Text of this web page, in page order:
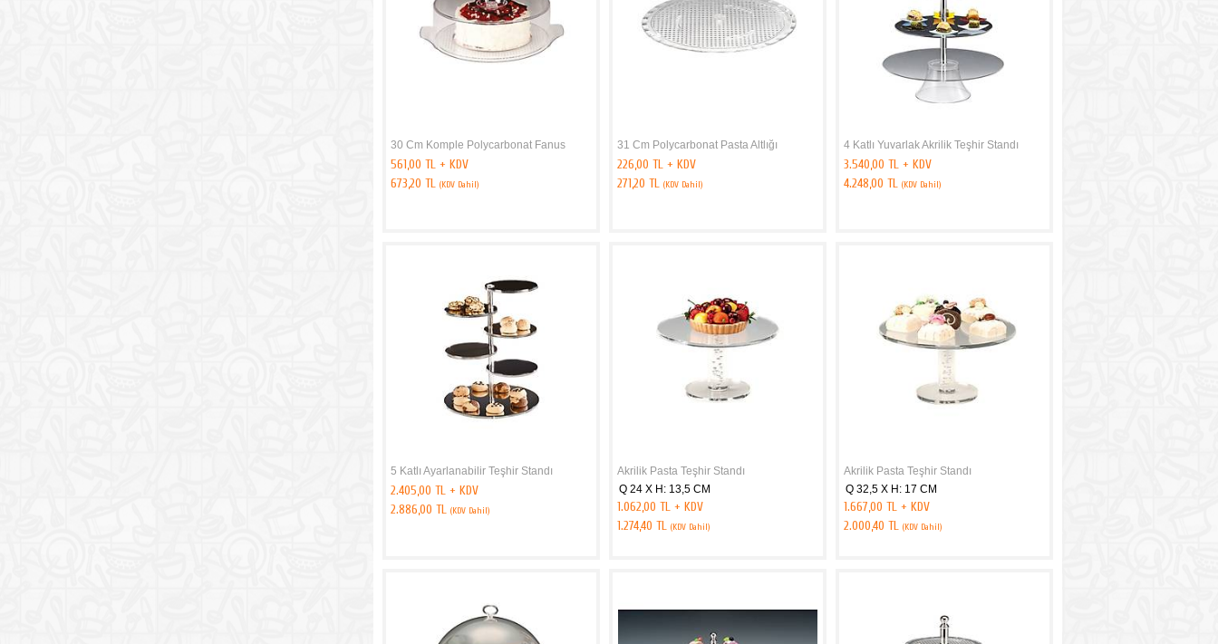
30 Cm Komple Polycarbonat Fanus
561,00 TL + KDV
673,20 TL (KDV Dahil)
31 Cm Polycarbonat Pasta Altlığı
226,00 TL + KDV
271,20 TL (KDV Dahil)
4 Katlı Yuvarlak Akrilik Teşhir Standı
3.540,00 TL + KDV
4.248,00 TL (KDV Dahil)
5 Katlı Ayarlanabilir Teşhir Standı
2.405,00 TL + KDV
2.886,00 TL (KDV Dahil)
Akrilik Pasta Teşhir Standı
Q 24 X H: 13,5 CM
1.062,00 TL + KDV
1.274,40 TL (KDV Dahil)
Akrilik Pasta Teşhir Standı
Q 32,5 X H: 17 CM
1.667,00 TL + KDV
2.000,40 TL (KDV Dahil)